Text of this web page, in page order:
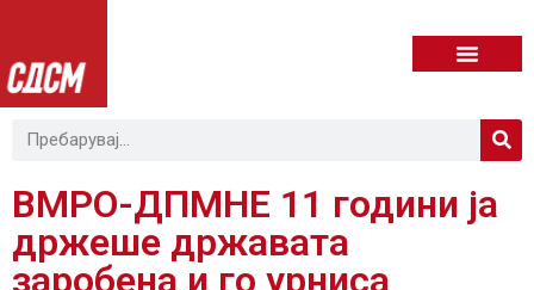
ВМРО-ДПМНЕ 11 години ја
држеше државата
заробена и го урниса